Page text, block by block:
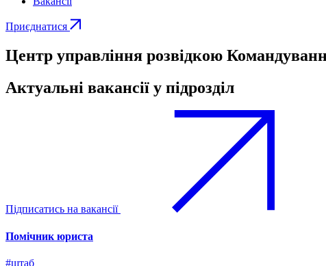
Приєднатися
Центр управління розвідкою
Актуальні вакансії у підрозділ
Підписатись на вакансії
Помічник юриста
#штаб